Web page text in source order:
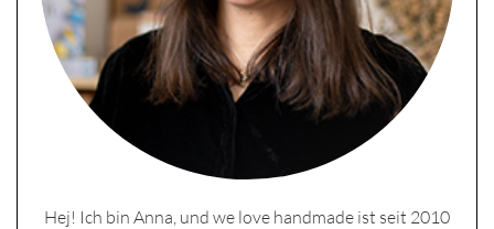
Hej! Ich bin Anna, und we love handmade ist seit 2010